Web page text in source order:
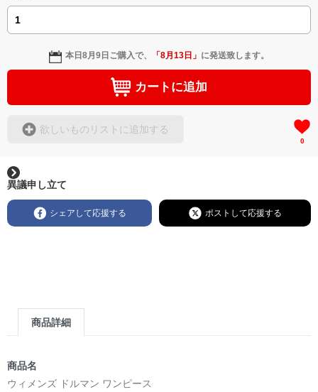
本日8月9日 ご購入で、 「8月13日 」 に発送致します。
カートに追加
欲しいものリストに追加する
0
異議申し立て
シェアして応援する ポストして応援する
商品詳細
商品名
ウィメンズ ドルマン ワンピース